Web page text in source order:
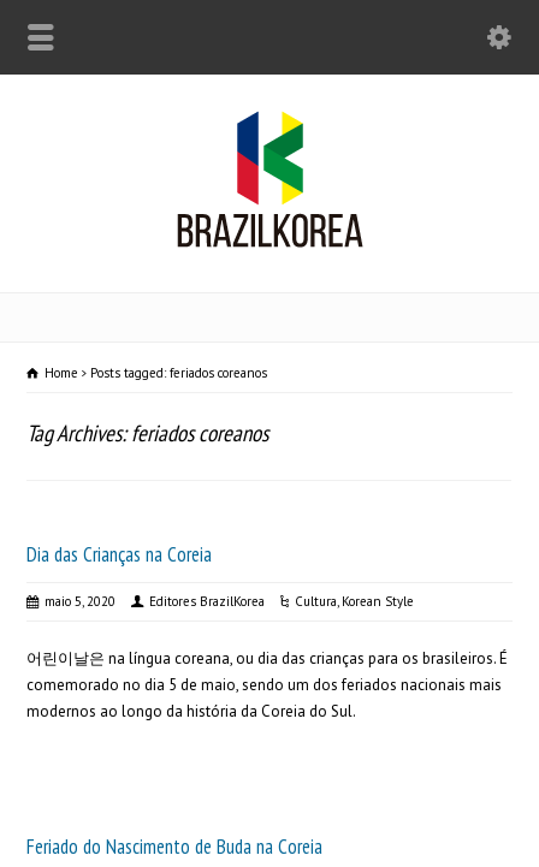
Home Posts tagged: feriados coreanos
Tag Archives: feriados coreanos
Dia das Crianças na Coreia
maio 5, 2020 Editores BrazilKorea Cultura, Korean Style
어린이날은 na língua coreana, ou dia das crianças para os brasileiros. É
comemorado no dia 5 de maio, sendo um dos feriados nacionais mais
modernos ao longo da história da Coreia do Sul.
Feriado do Nascimento de Buda na Coreia